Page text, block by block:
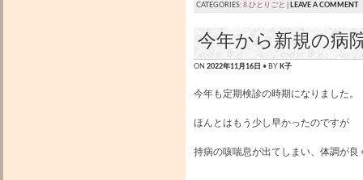
CATEGORIES:8.ひとりごと LEAVE A COMMENT
今年から新規の病
ON2022年11月16日 • BY K子
今年も定期検診の時期になりました。
ほんとはもう少し早かったのですが
持病の咳喘息が出てしまい、体調が